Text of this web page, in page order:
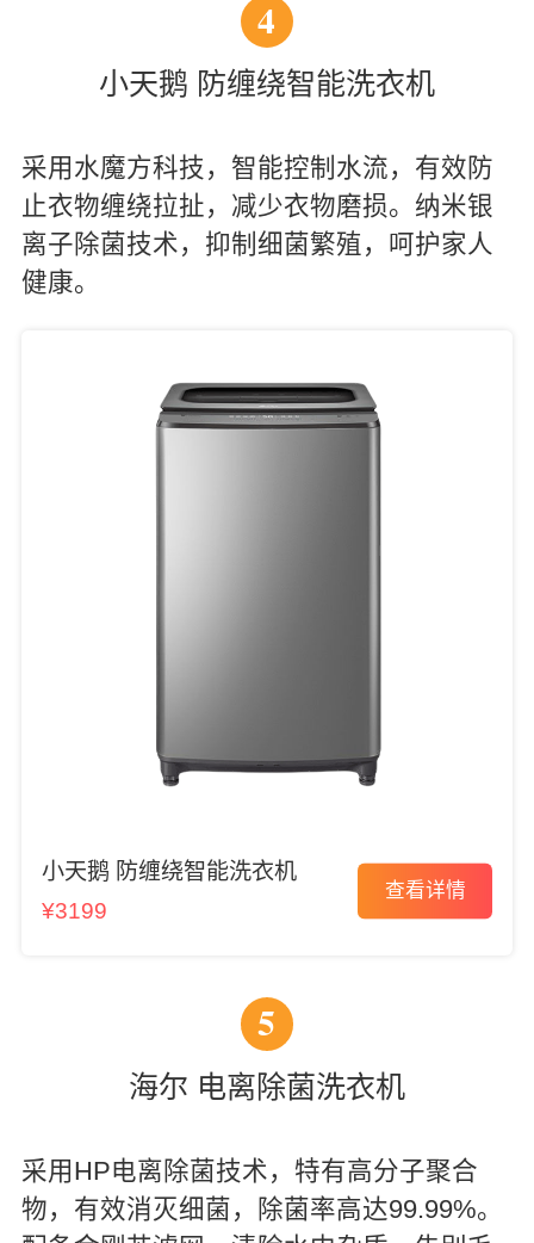
4
小天鹅 防缠绕智能洗衣机
采用水魔方科技，智能控制水流，有效防
止衣物缠绕拉扯，减少衣物磨损。纳米银
离子除菌技术，抑制细菌繁殖，呵护家人
健康。
小天鹅 防缠绕智能洗衣机
¥3199
查看详情
5
海尔 电离除菌洗衣机
采用HP电离除菌技术，特有高分子聚合
物，有效消灭细菌，除菌率高达99.99%。